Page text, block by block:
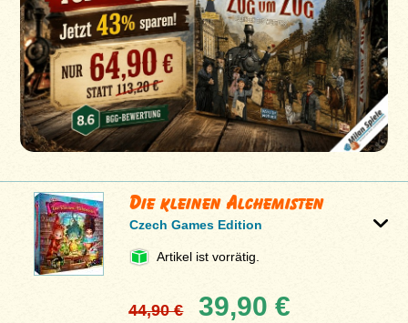
Die kleinen Alchemisten
Czech Games Edition
Artikel ist vorrätig.
44,90 € 39,90 €